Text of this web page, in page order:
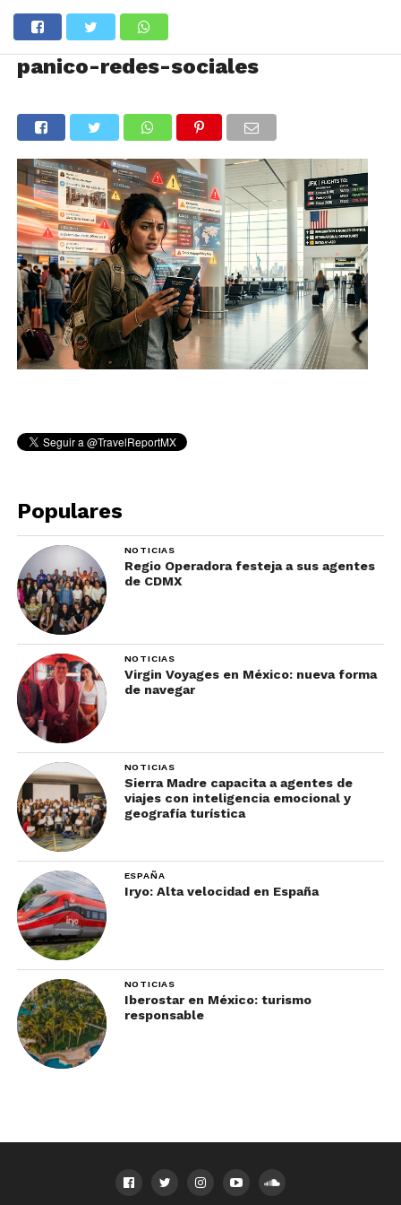
panico-redes-sociales
Populares
NOTICIAS
Regio Operadora festeja a sus agentes
de CDMX
NOTICIAS
Virgin Voyages en México: nueva forma
de navegar
NOTICIAS
Sierra Madre capacita a agentes de
viajes con inteligencia emocional y
geografía turística
ESPAÑA
Iryo: Alta velocidad en España
NOTICIAS
Iberostar en México: turismo
responsable